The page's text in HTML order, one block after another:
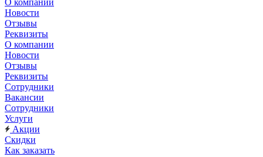
О компании
Новости
Отзывы
Реквизиты
О компании
Новости
Отзывы
Реквизиты
Сотрудники
Вакансии
Сотрудники
Услуги
Акции
Скидки
Как заказать